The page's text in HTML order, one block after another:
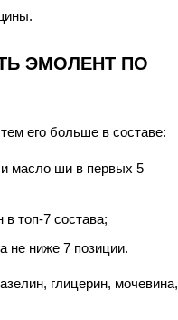
ЭМОЛЕНТ ПО
его больше в составе:
масло ши в первых 5
топ-7 состава;
не ниже 7 позиции.
глицерин, мочевина,